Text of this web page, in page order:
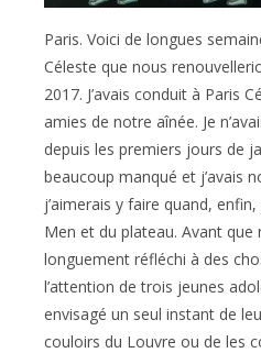
Paris. Voici de longues
Céleste que nous
2017. J’avais conduit à Paris
amies de notre aînée. Je
depuis les premiers jours de
beaucoup manqué et j’avais
j’aimerais y faire quand,
Men et du plateau. Avant que
longuement réfléchi à des
l’attention de trois jeunes
envisagé un seul instant de
couloirs du Louvre ou de les